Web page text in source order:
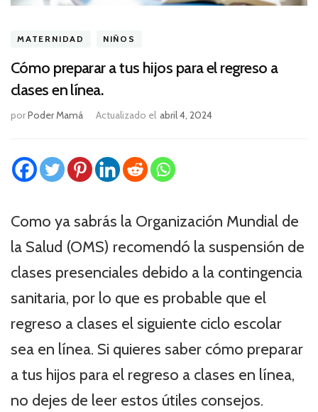
MATERNIDAD NIÑOS
Cómo preparar a tus hijos para el regreso a
clases en línea.
porPoder Mamá Actualizado el abril 4, 2024
Como ya sabrás la Organización Mundial de
la Salud (OMS) recomendó la suspensión de
clases presenciales debido a la contingencia
sanitaria, por lo que es probable que el
regreso a clases el siguiente ciclo escolar
sea en línea. Si quieres saber cómo preparar
a tus hijos para el regreso a clases en línea,
no dejes de leer estos útiles consejos.